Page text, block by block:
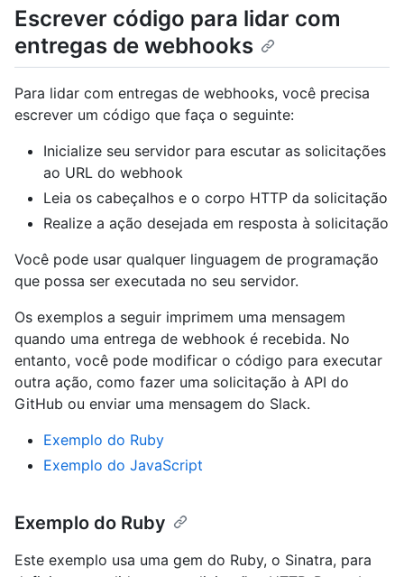
Escrever código para lidar com
entregas de webhooks
Para lidar com entregas de webhooks, você precisa
escrever um código que faça o seguinte:
Inicialize seu servidor para escutar as solicitações
ao URL do webhook
Leia os cabeçalhos e o corpo HTTP da solicitação
Realize a ação desejada em resposta à solicitação
Você pode usar qualquer linguagem de programação
que possa ser executada no seu servidor.
Os exemplos a seguir imprimem uma mensagem
quando uma entrega de webhook é recebida. No
entanto, você pode modificar o código para executar
outra ação, como fazer uma solicitação à API do
GitHub ou enviar uma mensagem do Slack.
Exemplo do Ruby
Exemplo do JavaScript
Exemplo do Ruby
Este exemplo usa uma gem do Ruby, o Sinatra, para